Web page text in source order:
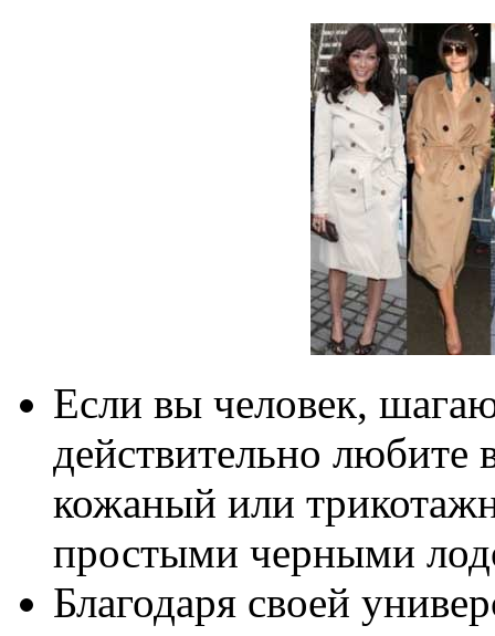
Если вы человек,
действительно любите
кожаный или
простыми черными
Благодаря своей